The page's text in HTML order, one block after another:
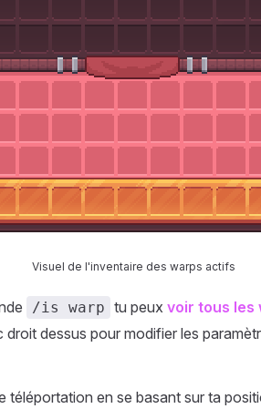
Visuel de l'inventaire des warps actifs
/is warp tu peux voir tous les
dessus pour modifier les
téléportation en se basant sur ta